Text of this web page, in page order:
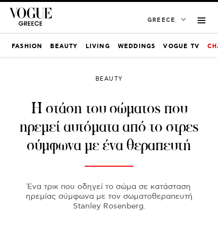
GREECE
FASHION BEAUTY LIVING WEDDINGS VOGUE TV
BEAUTY
Η στάση του σώματος που
ηρεμεί αυτόματα από το στρες
σύμφωνα με ένα θεραπευτή
Ένα τρικ που οδηγεί το σώμα σε κατάσταση
ηρεμίας σύμφωνα με τον σωματοθεραπευτή
Stanley Rosenberg.